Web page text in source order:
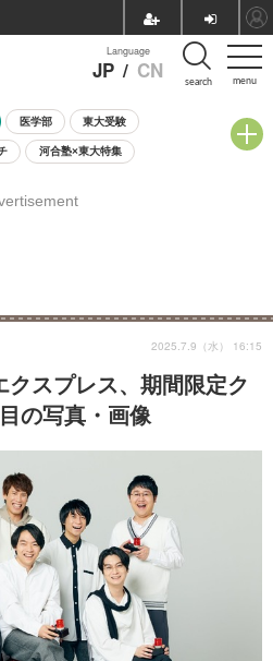
menu
Language
JP / CN search
医学部 東大受験
河合塾×東大特集
校説明会・相談会
スプレス、期間限定ク
の写真・画像
2025.7.9（水） 16:15